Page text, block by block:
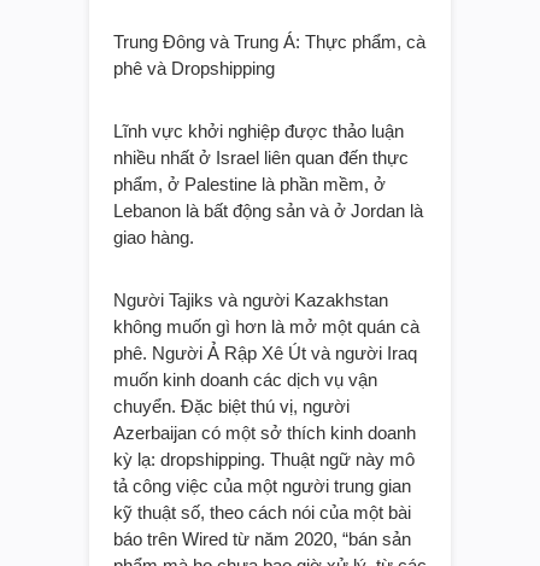
Trung Đông và Trung Á: Thực phẩm, cà
phê và Dropshipping
Lĩnh vực khởi nghiệp được thảo luận
nhiều nhất ở Israel liên quan đến thực
phẩm, ở Palestine là phần mềm, ở
Lebanon là bất động sản và ở Jordan là
giao hàng.
Người Tajiks và người Kazakhstan
không muốn gì hơn là mở một quán cà
phê. Người Ả Rập Xê Út và người Iraq
muốn kinh doanh các dịch vụ vận
chuyển. Đặc biệt thú vị, người
Azerbaijan có một sở thích kinh doanh
kỳ lạ: dropshipping. Thuật ngữ này mô
tả công việc của một người trung gian
kỹ thuật số, theo cách nói của một bài
báo trên Wired từ năm 2020, “bán sản